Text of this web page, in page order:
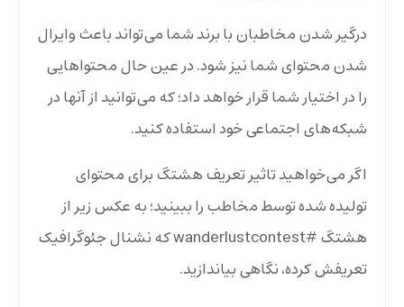
درگیر شدن مخاطبان با برند شما می‌تواند باعث وایرال
شدن محتوای شما نیز شود. در عین حال محتواهایی
را در اختیار شما قرار خواهد داد؛ که می‌توانید از آنها در
شبکه‌های اجتماعی خود استفاده کنید.
اگر می‌خواهید تاثیر تعریف هشتگ برای محتوای
تولیده شده توسط مخاطب را ببینید؛ به عکس زیر از
هشتگ #wanderlustcontest که نشنال جئوگرافیک
تعریفش کرده، نگاهی بیاندازید.